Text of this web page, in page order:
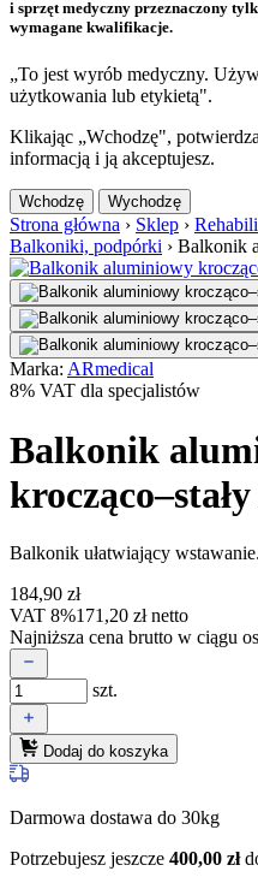
i sprzęt medyczny przeznaczony
wymagane kwalifikacje.
„To jest wyrób medyczny.
użytkowania lub etykietą".
Klikając „Wchodzę",
informacją i ją akceptujesz.
Wchodzę Wychodzę
Strona główna › Sklep ›
Balkoniki, podpórki › Balkonik
Marka: ARmedical
8% VAT dla specjalistów
Balkonik
Balkonik ułatwiający wstawanie.
184,90 zł
VAT 8%171,20 złnetto
Najniższa cena brutto w ciągu
szt.
Dodaj do koszyka
Darmowa dostawa do 30kg
Potrzebujesz jeszcze 400,00 zł